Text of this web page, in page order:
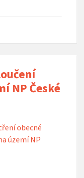
NP České
obecné
území NP